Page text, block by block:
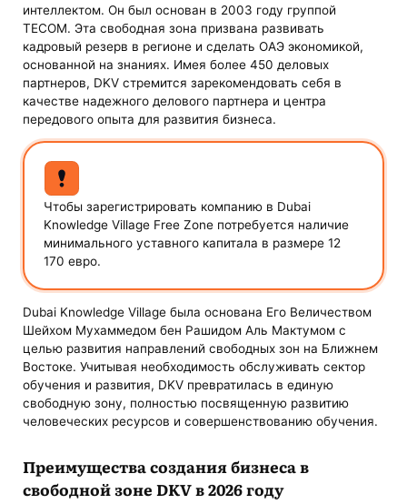
интеллектом. Он был основан в 2003 году группой
TECOM. Эта свободная зона призвана развивать
кадровый резерв в регионе и сделать ОАЭ экономикой,
основанной на знаниях. Имея более 450 деловых
партнеров, DKV стремится зарекомендовать себя в
качестве надежного делового партнера и центра
передового опыта для развития бизнеса.
Чтобы зарегистрировать компанию в Dubai
Knowledge Village Free Zone потребуется наличие
минимального уставного капитала в размере 12
170 евро.
Dubai Knowledge Village была основана Его Величеством
Шейхом Мухаммедом бен Рашидом Аль Мактумом с
целью развития направлений свободных зон на Ближнем
Востоке. Учитывая необходимость обслуживать сектор
обучения и развития, DKV превратилась в единую
свободную зону, полностью посвященную развитию
человеческих ресурсов и совершенствованию обучения.
Преимущества создания бизнеса в
свободной зоне DKV в 2026 году